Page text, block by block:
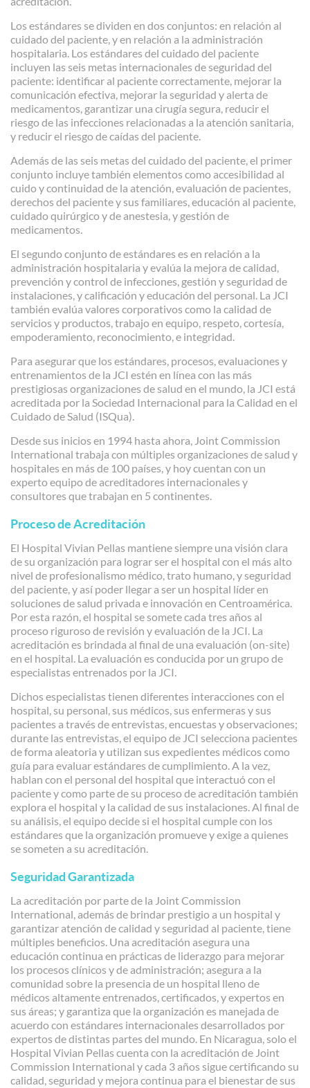
Los estándares se dividen en dos conjuntos: en relación al
cuidado del paciente, y en relación a la administración
hospitalaria. Los estándares del cuidado del paciente
incluyen las seis metas internacionales de seguridad del
paciente: identificar al paciente correctamente, mejorar la
comunicación efectiva, mejorar la seguridad y alerta de
medicamentos, garantizar una cirugía segura, reducir el
riesgo de las infecciones relacionadas a la atención sanitaria,
y reducir el riesgo de caídas del paciente.
Además de las seis metas del cuidado del paciente, el primer
conjunto incluye también elementos como accesibilidad al
cuido y continuidad de la atención, evaluación de pacientes,
derechos del paciente y sus familiares, educación al paciente,
cuidado quirúrgico y de anestesia, y gestión de
medicamentos.
El segundo conjunto de estándares es en relación a la
administración hospitalaria y evalúa la mejora de calidad,
prevención y control de infecciones, gestión y seguridad de
instalaciones, y calificación y educación del personal. La JCI
también evalúa valores corporativos como la calidad de
servicios y productos, trabajo en equipo, respeto, cortesía,
empoderamiento, reconocimiento, e integridad.
Para asegurar que los estándares, procesos, evaluaciones y
entrenamientos de la JCI estén en línea con las más
prestigiosas organizaciones de salud en el mundo, la JCI está
acreditada por la Sociedad Internacional para la Calidad en el
Cuidado de Salud (ISQua).
Desde sus inicios en 1994 hasta ahora, Joint Commission
International trabaja con múltiples organizaciones de salud y
hospitales en más de 100 países, y hoy cuentan con un
experto equipo de acreditadores internacionales y
consultores que trabajan en 5 continentes.
Proceso de Acreditación
El Hospital Vivian Pellas mantiene siempre una visión clara
de su organización para lograr ser el hospital con el más alto
nivel de profesionalismo médico, trato humano, y seguridad
del paciente, y así poder llegar a ser un hospital líder en
soluciones de salud privada e innovación en Centroamérica.
Por esta razón, el hospital se somete cada tres años al
proceso riguroso de revisión y evaluación de la JCI. La
acreditación es brindada al final de una evaluación (on-site)
en el hospital. La evaluación es conducida por un grupo de
especialistas entrenados por la JCI.
Dichos especialistas tienen diferentes interacciones con el
hospital, su personal, sus médicos, sus enfermeras y sus
pacientes a través de entrevistas, encuestas y observaciones;
durante las entrevistas, el equipo de JCI selecciona pacientes
de forma aleatoria y utilizan sus expedientes médicos como
guía para evaluar estándares de cumplimiento. A la vez,
hablan con el personal del hospital que interactuó con el
paciente y como parte de su proceso de acreditación también
explora el hospital y la calidad de sus instalaciones. Al final de
su análisis, el equipo decide si el hospital cumple con los
estándares que la organización promueve y exige a quienes
se someten a su acreditación.
Seguridad Garantizada
La acreditación por parte de la Joint Commission
International, además de brindar prestigio a un hospital y
garantizar atención de calidad y seguridad al paciente, tiene
múltiples beneficios. Una acreditación asegura una
educación continua en prácticas de liderazgo para mejorar
los procesos clínicos y de administración; asegura a la
comunidad sobre la presencia de un hospital lleno de
médicos altamente entrenados, certificados, y expertos en
sus áreas; y garantiza que la organización es manejada de
acuerdo con estándares internacionales desarrollados por
expertos de distintas partes del mundo. En Nicaragua, solo el
Hospital Vivian Pellas cuenta con la acreditación de Joint
Commission International y cada 3 años sigue certificando su
calidad, seguridad y mejora continua para el bienestar de sus